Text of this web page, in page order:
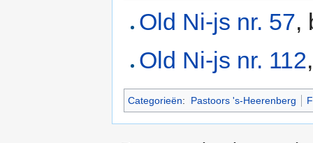
Old Ni-js nr. 57,
Old Ni-js nr. 112
Categorieën: Pastoors 's-Heerenberg